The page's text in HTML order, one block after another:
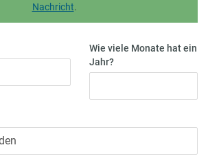
Nachricht.
Wie viele Monate hat ein
Jahr?